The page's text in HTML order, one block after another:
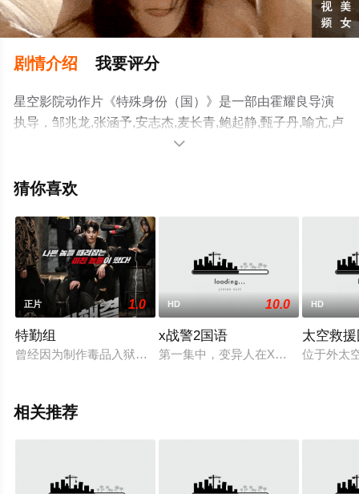
剧情介绍 我要评分
星空影院动作片《特殊身份（国）》是一部由霍耀良导演
执导，邹兆龙,张涵予,安志杰,麦长青,鲍起静,甄子丹,喻亢,卢
惠光,景甜,何华超,杨志刚,郑中基,吴志雄,尹子维,苏伟南,黄
局剧情已揭晓（1-1全集），手机免费观看高清无删减完整
影、电视猫或剧情网等平台了解。

猜你喜欢
正片 1.0
特勤组
曾经因为制作毒品入狱的男一号，出狱后与男二号以及电脑女
HD 10.0
x战警2国语
第一集中，变异人在X教授的指挥下
HD
太空救
位于外太
相关推荐